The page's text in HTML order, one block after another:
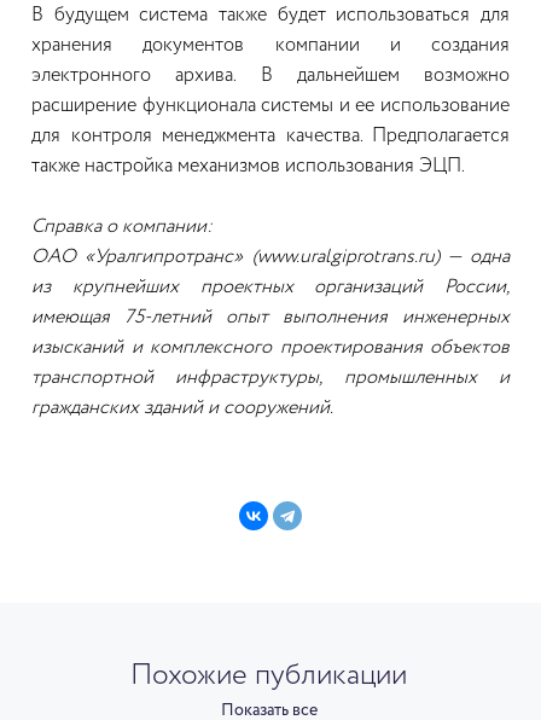
В будущем система также будет использоваться для
хранения документов компании и создания
электронного архива. В дальнейшем возможно
расширение функционала системы и ее использование
для контроля менеджмента качества. Предполагается
также настройка механизмов использования ЭЦП.
Справка о компании:
ОАО «Уралгипротранс» (www.uralgiprotrans.ru) — одна
из крупнейших проектных организаций России,
имеющая 75-летний опыт выполнения инженерных
изысканий и комплексного проектирования объектов
транспортной инфраструктуры, промышленных и
гражданских зданий и сооружений.
Похожие публикации
Показать все